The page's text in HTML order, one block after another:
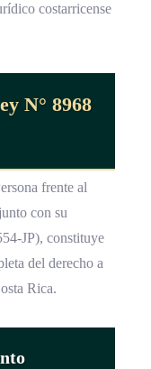
costarricense
N° 8968
frente al
con su
JP), constituye
del derecho a
Rica.